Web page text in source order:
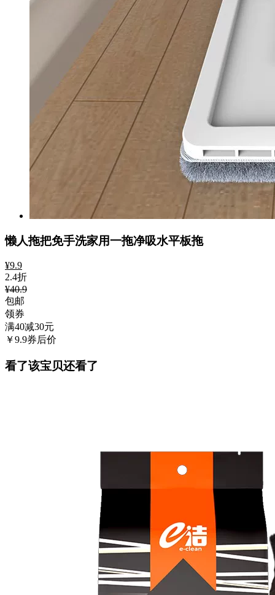
懒人拖把免手洗家用一拖净吸水平板拖
¥9.9
2.4折
¥40.9
包邮
领券
满40减30元
￥9.9券后价
看了该宝贝还看了